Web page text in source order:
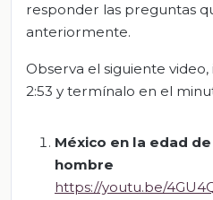
responder las preguntas
anteriormente.
Observa el siguiente
2:53 y termínalo en el
México en la edad
hombre
https://youtu.be/